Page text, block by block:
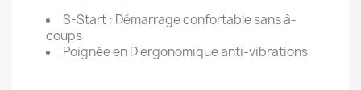
S-Start : Démarrage confortable sans à-
coups
Poignée en D ergonomique anti-vibrations